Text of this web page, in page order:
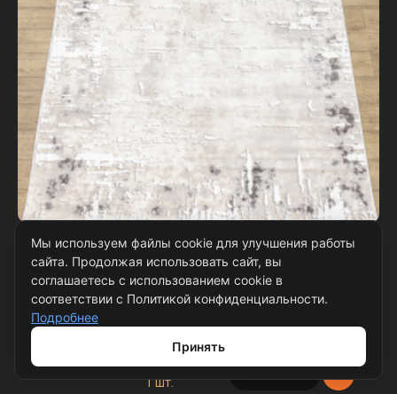
Ковёр рулон Визион 22103_25366, Россия
Количество размеров: 7
0,8 × 25 м
8 шт.
1 × 7,7 м
наличие
1 шт.
Мы используем файлы cookie для улучшения работы
сайта. Продолжая использовать сайт, вы
соглашаетесь с использованием cookie в
соответствии с Политикой конфиденциальности.
Подробнее
Принять